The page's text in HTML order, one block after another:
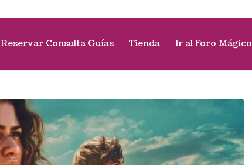
Reservar Consulta Guías Tienda Ir al Foro Mágico